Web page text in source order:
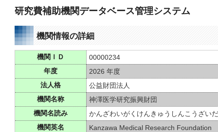
研究費補助機関データベース管理システム
機関情報の詳細
機関ＩＤ
00000234
年度
2026 年度
法人格
公益財団法人
機関名称
神澤医学研究振興財団
機関名読み
かんざわいがくけんきゅうしんこうざい
機関英名
Kanzawa Medical Research Foundation